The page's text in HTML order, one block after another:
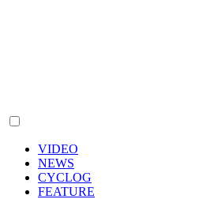
VIDEO
NEWS
CYCLOG
FEATURE